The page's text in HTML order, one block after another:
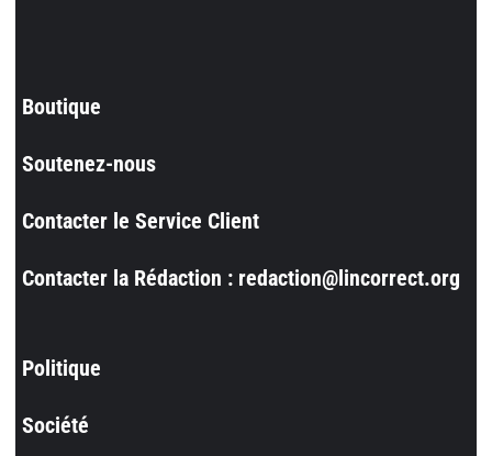
Boutique
Soutenez-nous
Contacter le Service Client
Contacter la Rédaction : redaction@lincorrect.org
Politique
Société